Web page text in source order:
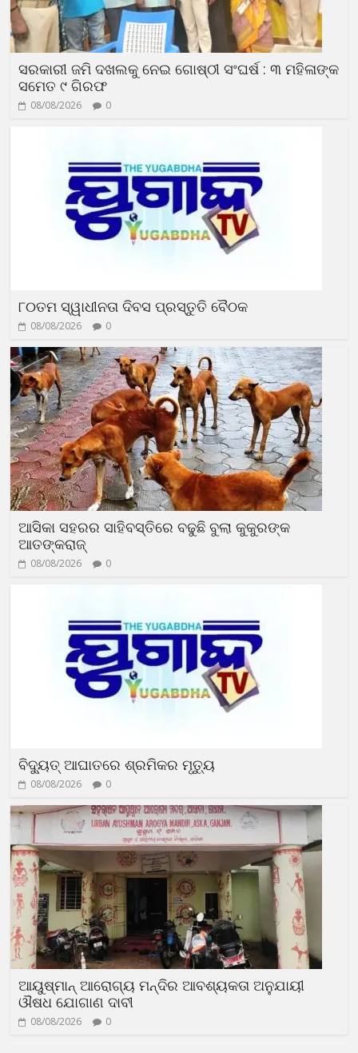
ସରକାରୀ ଜମି ଦଖଲକୁ ନେଇ ଗୋଷ୍ଠୀ ସଂଘର୍ଷ : ୩ ମହିଳାଙ୍କ
ସମେତ ୯ ଗିରଫ
08/08/2026 0
୮୦ତମ ସ୍ୱାଧୀନତା ଦିବସ ପ୍ରସ୍ତୁତି ବୈଠକ
08/08/2026 0
ଆସିକା ସହରର ସାହିବସ୍ତିରେ ବଢୁଛି ବୁଲା କୁକୁରଙ୍କ
ଆତଙ୍କରାଜ୍‍
08/08/2026 0
ବିଦ୍ୟୁତ୍‍ ଆଘାତରେ ଶ୍ରମିକର ମୃତ୍ୟୁ
08/08/2026 0
ଆୟୁଷ୍ମାନ୍‍ ଆରୋଗ୍ୟ ମନ୍ଦିର ଆବଶ୍ୟକତା ଅନୁଯାୟୀ
ଔଷଧ ଯୋଗାଣ ଦାବୀ
08/08/2026 0